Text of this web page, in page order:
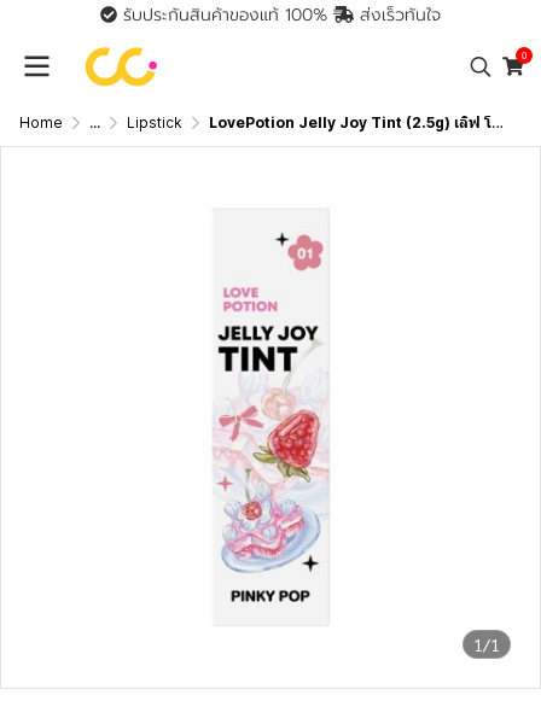
รับประกันสินค้าของแท้ 100% ส่งเร็วทันใจ
0
Home ... Lipstick LovePotion Jelly Joy Tint (2.5g) เลิฟ โพชั่น เจลลี่ จอย ทิ้นท์
1/1